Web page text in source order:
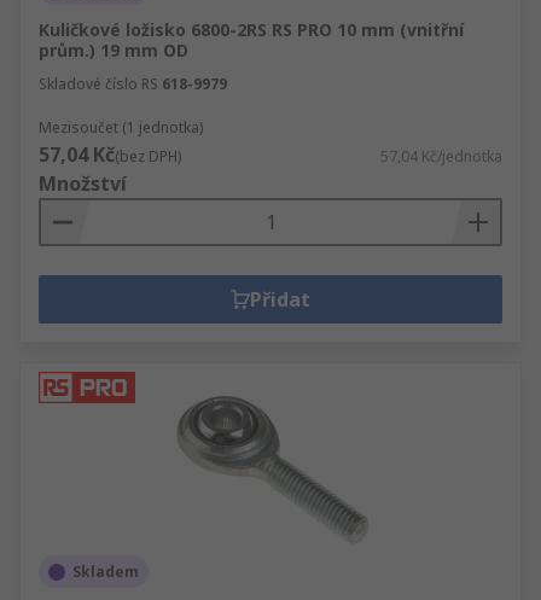
Kuličkové ložisko 6800-2RS RS PRO 10 mm (vnitřní
prům.) 19 mm OD
Skladové číslo RS 618-9979
Mezisoučet (1 jednotka)
57,04 Kč(bez DPH) 57,04 Kč/jednotka
Množství
Přidat
Skladem